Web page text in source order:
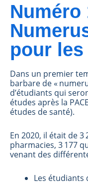
Numéro
pour
Dans un premier
barbare de «
d’étudiants qui
études après la
études de santé).
En 2020, il était de
pharmacies, 3 177
venant des
Les étudiants